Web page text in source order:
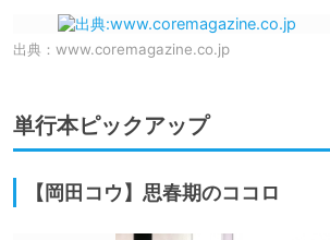
出典： www.coremagazine.co.jp
単行本ピックアップ
【岡田コウ】思春期のココロ